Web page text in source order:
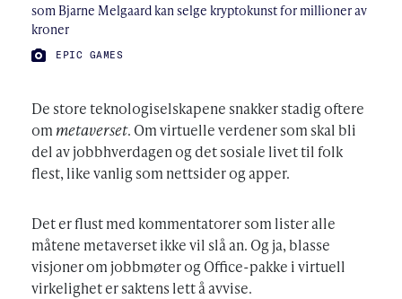
som Bjarne Melgaard kan selge kryptokunst for millioner av
kroner
FOTO:
EPIC GAMES
De store teknologiselskapene snakker stadig oftere
om metaverset. Om virtuelle verdener som skal bli
del av jobbhverdagen og det sosiale livet til folk
flest, like vanlig som nettsider og apper.
Det er flust med kommentatorer som lister alle
måtene metaverset ikke vil slå an. Og ja, blasse
visjoner om jobbmøter og Office-pakke i virtuell
virkelighet er saktens lett å avvise.